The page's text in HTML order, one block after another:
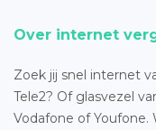
Over internet
Zoek jij snel internet
Tele2? Of glasvezel
Vodafone of